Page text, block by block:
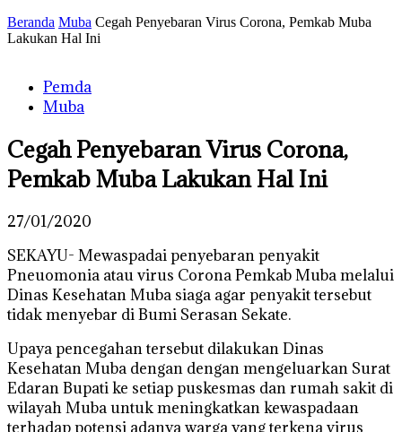
Beranda Muba Cegah Penyebaran Virus Corona, Pemkab Muba
Lakukan Hal Ini
Pemda
Muba
Cegah Penyebaran Virus Corona,
Pemkab Muba Lakukan Hal Ini
27/01/2020
SEKAYU- Mewaspadai penyebaran penyakit
Pneuomonia atau virus Corona Pemkab Muba melalui
Dinas Kesehatan Muba siaga agar penyakit tersebut
tidak menyebar di Bumi Serasan Sekate.
Upaya pencegahan tersebut dilakukan Dinas
Kesehatan Muba dengan dengan mengeluarkan Surat
Edaran Bupati ke setiap puskesmas dan rumah sakit di
wilayah Muba untuk meningkatkan kewaspadaan
terhadap potensi adanya warga yang terkena virus